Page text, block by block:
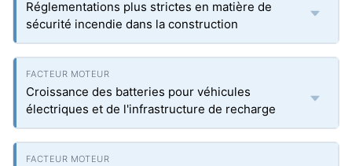
Réglementations plus strictes en matière de
sécurité incendie dans la construction
Croissance des batteries pour véhicules
électriques et de l'infrastructure de recharge